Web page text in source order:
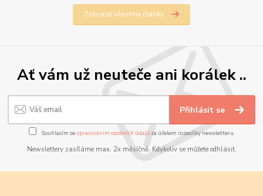
Zobrazit všechny články
Ať vám už neuteče ani korálek ..
Přihlásit se
Souhlasím se zpracováním osobních údajůza účelem rozesílky newsletteru.
Newslettery zasíláme max. 2x měsíčně. Kdykoliv se můžete odhlásit.